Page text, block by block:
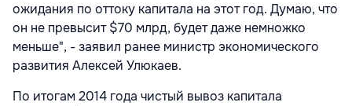
ожидания по оттоку капитала на этот год. Думаю, что
он не превысит $70 млрд, будет даже немножко
меньше", - заявил ранее министр экономического
развития Алексей Улюкаев.
По итогам 2014 года чистый вывоз капитала